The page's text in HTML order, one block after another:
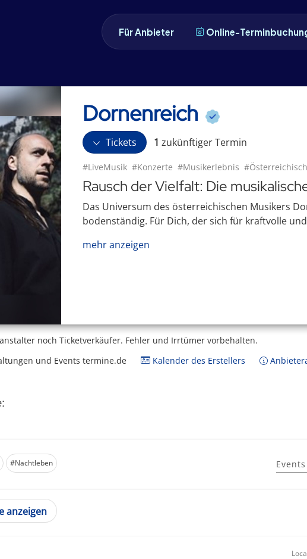
Für Anbieter Online-
Dornenreich
Tickets 1 zukünftigerTermin
#LiveMusik #Konzerte #Musikerlebnis
Rausch der Vielfalt: Die
Das Universum des österreichischen Musikers
bodenständig. Für Dich, der sich für kraftvolle
mehr anzeigen
noch Ticketverkäufer. Fehler und Irrtümer vorbehalten.
und Events termine.de
Kalender des Erstellers
#Nachtleben
anzeigen